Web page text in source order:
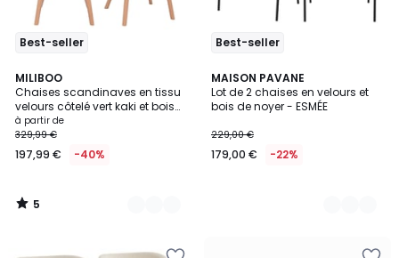
Best-seller
MILIBOO
Chaises scandinaves en tissu
velours côtelé vert kaki et bois
clair (lot de 2) COSETTE
à partir de
329,99 €
197,99 € -40%
5
/
5
6
Couleurs
5
/
Best-seller
MAISON PAVANE
Lot de 2 chaises en velours et
bois de noyer - ESMÉE
229,00 €
179,00 € -22%
3
Couleurs